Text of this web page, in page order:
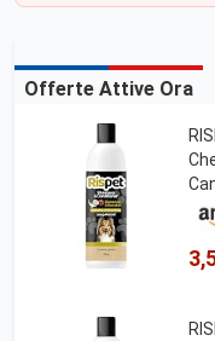
Offerte Attive Ora